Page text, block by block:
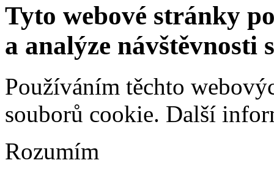
Tyto webové stránky
a analýze návštěvnosti
Používáním těchto
souborů cookie. Další
Rozumím